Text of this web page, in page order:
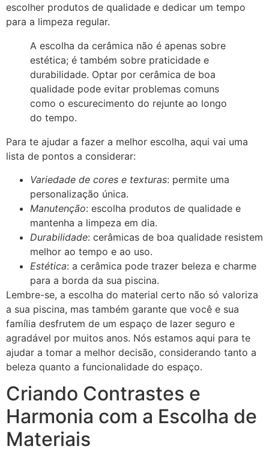
escolher produtos de qualidade e dedicar um tempo
para a limpeza regular.
A escolha da cerâmica não é apenas sobre
estética; é também sobre praticidade e
durabilidade. Optar por cerâmica de boa
qualidade pode evitar problemas comuns
como o escurecimento do rejunte ao longo
do tempo.
Para te ajudar a fazer a melhor escolha, aqui vai uma
lista de pontos a considerar:
Variedade de cores e texturas: permite uma
personalização única.
Manutenção: escolha produtos de qualidade e
mantenha a limpeza em dia.
Durabilidade: cerâmicas de boa qualidade resistem
melhor ao tempo e ao uso.
Estética: a cerâmica pode trazer beleza e charme
para a borda da sua piscina.
Lembre-se, a escolha do material certo não só valoriza
a sua piscina, mas também garante que você e sua
família desfrutem de um espaço de lazer seguro e
agradável por muitos anos. Nós estamos aqui para te
ajudar a tomar a melhor decisão, considerando tanto a
beleza quanto a funcionalidade do espaço.
Criando Contrastes e
Harmonia com a Escolha de
Materiais